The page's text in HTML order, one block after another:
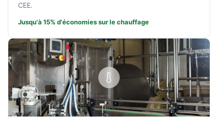
CEE.
Jusqu'à 15% d'économies sur le chauffage